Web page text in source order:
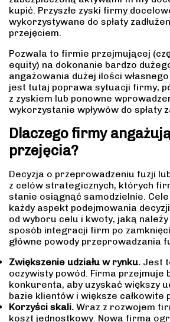
kupić. Przyszłe zyski firmy
wykorzystywane do spłaty
przejęciem.
Pozwala to firmie przejmującej
equity) na dokonanie bardzo
angażowania dużej ilości
jest tutaj poprawa sytuacji firmy,
z zyskiem lub ponowne
wykorzystanie wpływów do spłaty
Dlaczego firmy
przejęcia?
Decyzja o przeprowadzeniu fuzji
z celów strategicznych, których
stanie osiągnąć samodzielnie. Cele
każdy aspekt podejmowania
od wyboru celu i kwoty, jaką należy
sposób integracji firm po
główne powody przeprowadzania
Zwiększenie udziału w rynku. Jest
oczywisty powód. Firma przejmuje
konkurenta, aby uzyskać większy
bazie klientów i większe całkowite
Korzyści skali. Wraz z rozwojem
koszt jednostkowy. Nowa firma